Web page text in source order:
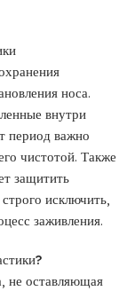
носа.
внутри
период важно
чистотой. Также
защитить
исключить,
заживления.
не оставляющая